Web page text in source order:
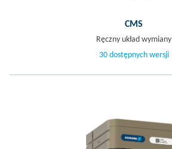
CMS
Ręczny układ wymiany
30 dostępnych wersji